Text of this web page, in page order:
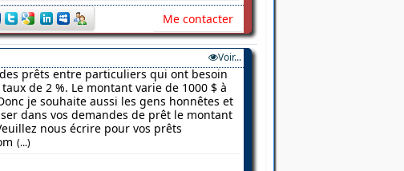
Me contacter
Voir...
prêts entre particuliers qui ont besoin
de 2 %. Le montant varie de 1000 $ à
je souhaite aussi les gens honnêtes et
dans vos demandes de prêt le montant
nous écrire pour vos prêts
(...)